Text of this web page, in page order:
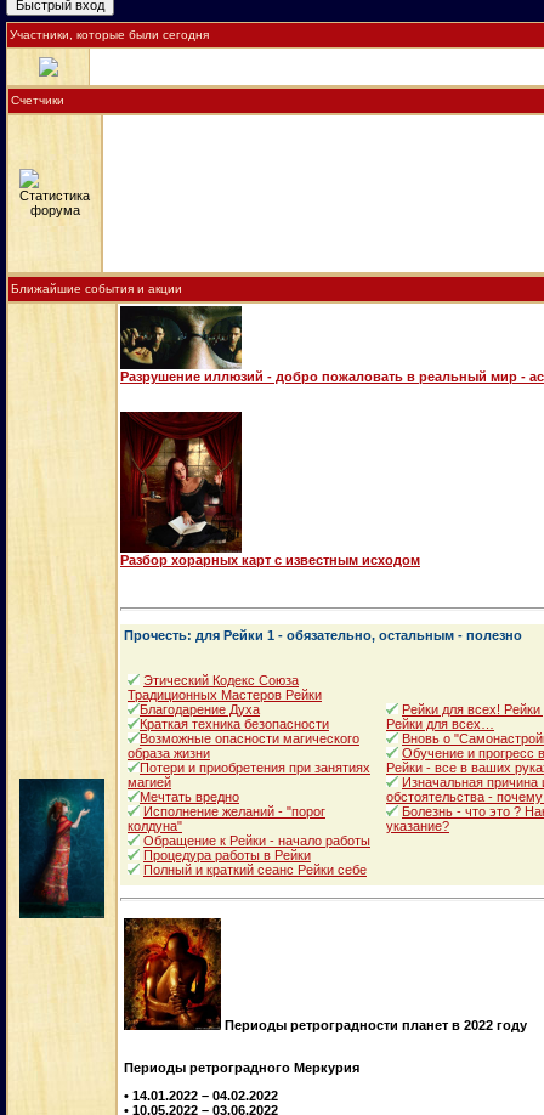
Участники, которые были сегодня
Счетчики
Ближайшие события и акции
Разрушение иллюзий - добро пожаловать в реальный мир -
Разбор хорарных карт с известным исходом
Прочесть: для Рейки 1 - обязательно, остальным - полезно
Этический Кодекс Союза
Традиционных Мастеров Рейки
Благодарение Духа
Краткая техника безопасности
Возможные опасности магического
образа жизни
Потери и приобретения при занятиях
магией
Мечтать вредно
Исполнение желаний - "порог
колдуна"
Обращение к Рейки - начало работы
Процедура работы в Рейки
Полный и краткий сеанс Рейки себе
Рейки для всех!
Рейки для всех…
Вновь о
Обучение и прогресс
Рейки - все в ваших
Изначальная
обстоятельства -
Болезнь - что это ?
указание?
Периоды ретроградности планет в 2022 году
Периоды ретроградного Меркурия
• 14.01.2022 – 04.02.2022
• 10.05.2022 – 03.06.2022